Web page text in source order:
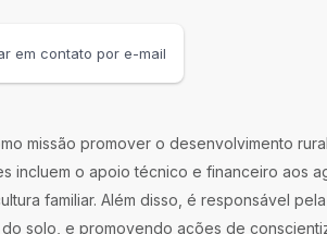
em contato por e-mail
missão promover o desenvolvimento
incluem o apoio técnico e financeiro aos
familiar. Além disso, é responsável pela
solo, e promovendo ações de